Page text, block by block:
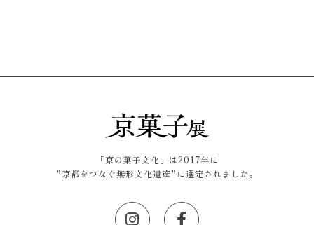
「京の菓子文化」は2017年に
”京都をつなぐ無形文化遺産”に選定されました。